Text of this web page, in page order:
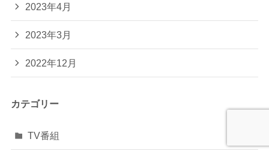
2023年4月
2023年3月
2022年12月
カテゴリー
TV番組